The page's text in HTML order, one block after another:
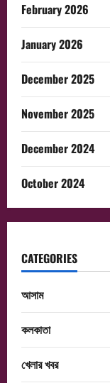
February 2026
January 2026
December 2025
November 2025
December 2024
October 2024
CATEGORIES
আসাম
কলকাতা
খেলার খবর